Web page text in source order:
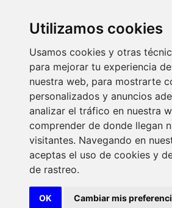
Utilizamos cookies
Usamos cookies y otras
para mejorar tu experiencia
nuestra web, para mostrarte
personalizados y anuncios
analizar el tráfico en nuestra
comprender de donde llegan
visitantes. Navegando en
aceptas el uso de cookies y
de rastreo.
OK Cambiar mis